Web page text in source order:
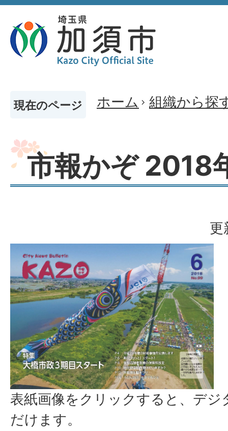
現在のページ ホーム 組織から探
市報かぞ 2018
更
表紙画像をクリックすると、デ
だけます。